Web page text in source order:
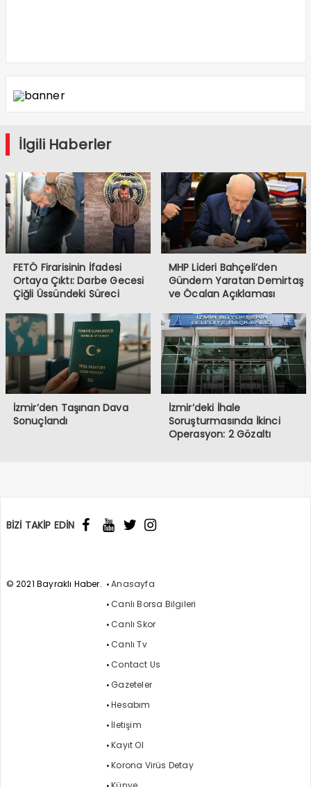
İlgili Haberler
FETÖ Firarisinin İfadesi
Ortaya Çıktı: Darbe Gecesi
Çiğli Üssündeki Süreci
MHP Lideri Bahçeli’den
Gündem Yaratan Demirtaş
ve Öcalan Açıklaması
İzmir’den Taşınan Dava
Sonuçlandı
İzmir’deki İhale
Soruşturmasında İkinci
Operasyon: 2 Gözaltı
BİZİ TAKİP EDİN
© 2021 Bayraklı Haber.
Anasayfa
Canlı Borsa Bilgileri
Canlı Skor
Canlı Tv
Contact Us
Gazeteler
Hesabım
İletişim
Kayıt Ol
Korona Virüs Detay